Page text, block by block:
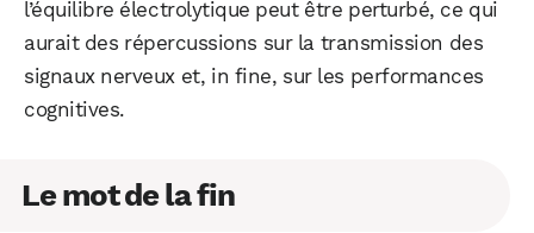
l’équilibre électrolytique peut être perturbé, ce qui
aurait des répercussions sur la transmission des
signaux nerveux et, in fine, sur les performances
cognitives.
Le mot de la fin